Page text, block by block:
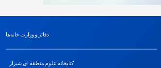
دفاتر و وزارت خانه‌ها
کتابخانه علوم منطقه ای شیراز